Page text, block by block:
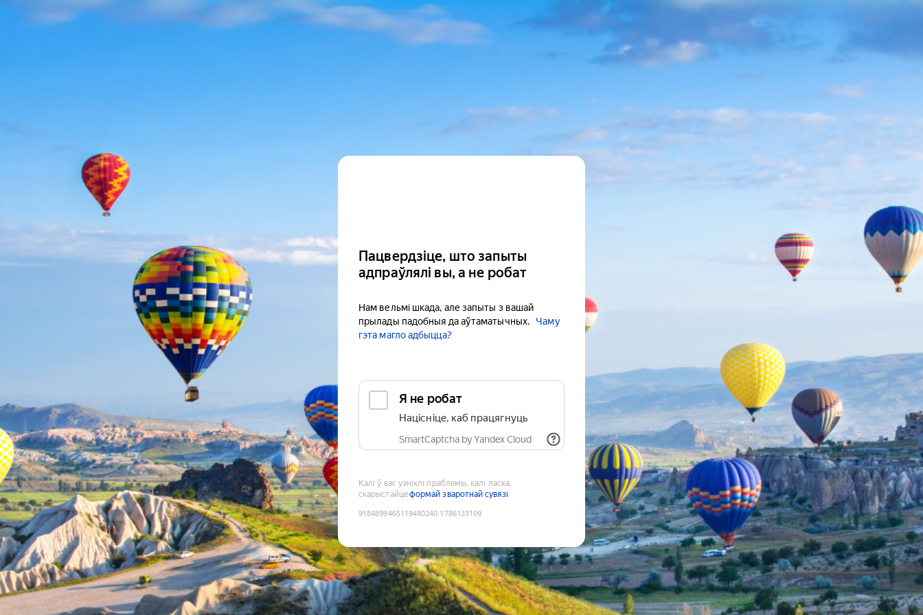
Пацвердзіце, што запыты
адпраўлялі вы, а не робат
Нам вельмі шкада, але запыты з вашай
прылады падобныя да аўтаматычных.
Чаму
гэта магло адбыцца?
Я не робат
Націсніце, каб працягнуць
SmartCaptcha by Yandex Cloud
Калі ў вас узніклі праблемы, калі ласка,
скарыстайцеформай зваротнай сувязі
9184899465119480240:1786133109